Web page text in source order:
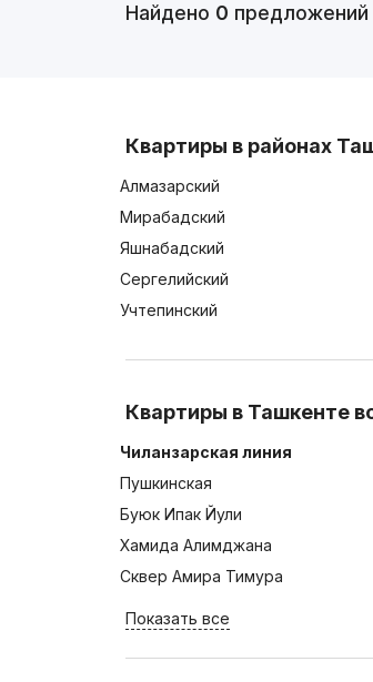
Найдено 0 предложений
Квартиры в районах
Алмазарский
Мирабадский
Яшнабадский
Сергелийский
Учтепинский
Квартиры в Ташкенте
Чиланзарская линия
Пушкинская
Буюк Ипак Йули
Хамида Алимджана
Сквер Амира Тимура
Показать все